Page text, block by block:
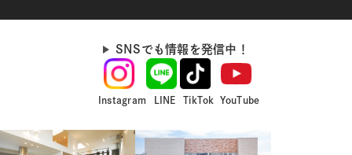
SNSでも情報を発信中！
Instagram LINE TikTok YouTube